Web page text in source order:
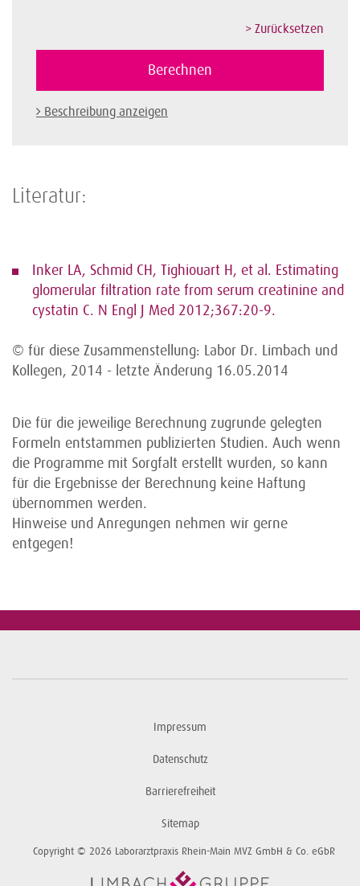
Beschreibung anzeigen
Literatur:
Inker LA, Schmid CH, Tighiouart H, et al. Estimating
glomerular filtration rate from serum creatinine and
cystatin C. N Engl J Med 2012;367:20-9.
© für diese Zusammenstellung: Labor Dr. Limbach und
Kollegen, 2014 - letzte Änderung 16.05.2014
Die für die jeweilige Berechnung zugrunde gelegten
Formeln entstammen publizierten Studien. Auch wenn
die Programme mit Sorgfalt erstellt wurden, so kann
für die Ergebnisse der Berechnung keine Haftung
übernommen werden.
Hinweise und Anregungen nehmen wir gerne
entgegen!
Impressum
Datenschutz
Barrierefreiheit
Sitemap
Copyright © 2026 Laborarztpraxis Rhein-Main MVZ GmbH & Co. eGbR